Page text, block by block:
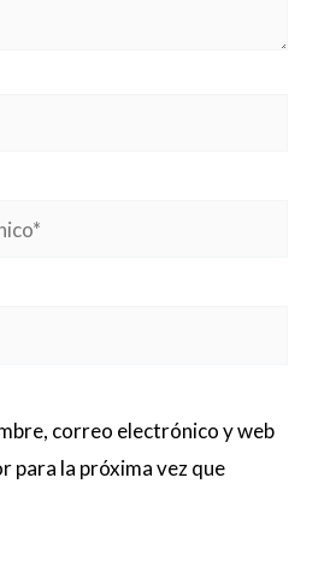
correo electrónico y web
para la próxima vez que